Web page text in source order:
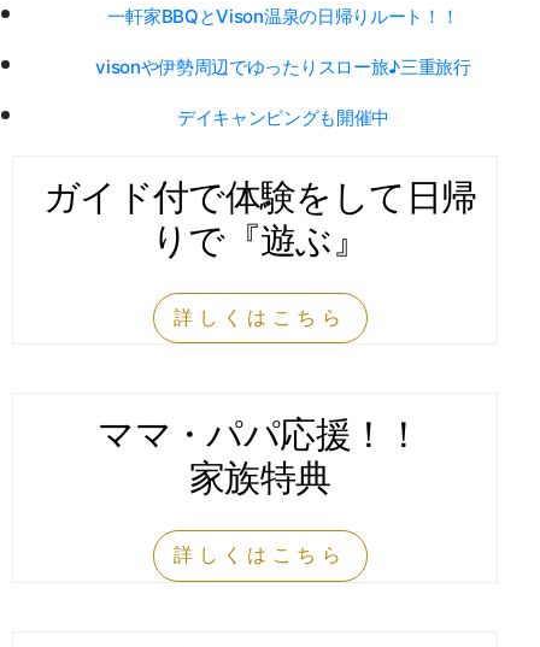
一軒家BBQとVison温泉の日帰りルート！！
visonや伊勢周辺でゆったりスロー旅♪三重旅行
デイキャンピングも開催中
ガイド付で体験をして日帰
りで『遊ぶ』
詳しくはこちら
ママ・パパ応援！！
家族特典
詳しくはこちら